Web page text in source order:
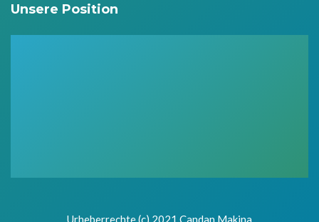
Unsere Position
Urheberrechte (c) 2021 Candan Makina